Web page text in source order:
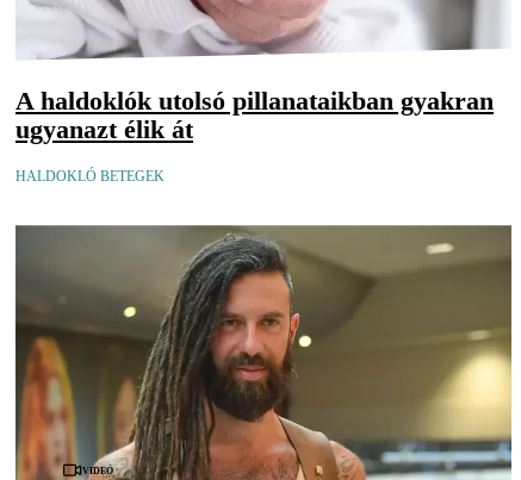
A haldoklók utolsó pillanataikban gyakran
ugyanazt élik át
HALDOKLÓ BETEGEK
Videó